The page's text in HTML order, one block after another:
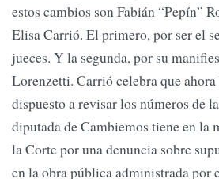
estos cambios son Fabián “Pepín”
Elisa Carrió. El primero, por ser el
jueces. Y la segunda, por su
Lorenzetti. Carrió celebra que
dispuesto a revisar los números de
diputada de Cambiemos tiene en la
la Corte por una denuncia sobre
en la obra pública administrada por